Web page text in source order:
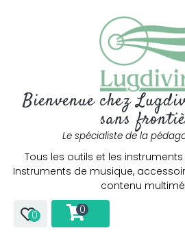
Bienvenue chez
sans
Le spécialiste de la
Tous les outils et les
Instruments de musique,
contenu
0 0